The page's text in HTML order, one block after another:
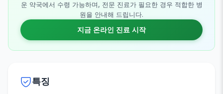
운 약국에서 수령 가능하며, 전문 진료가 필요한 경우 적합한 병
원을 안내해 드립니다.
지금 온라인 진료 시작
특징